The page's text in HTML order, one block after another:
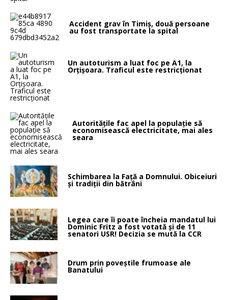
Accident grav în Timiș, două persoane
au fost transportate la spital
Un autoturism a luat foc pe A1, la
Orțișoara. Traficul este restricționat
Autoritățile fac apel la populație să
economisească electricitate, mai ales
seara
Schimbarea la Faţă a Domnului. Obiceiuri
și tradiții din bătrâni
Legea care îi poate încheia mandatul lui
Dominic Fritz a fost votată și de 11
senatori USR! Decizia se mută la CCR
Drum prin poveştile frumoase ale
Banatului